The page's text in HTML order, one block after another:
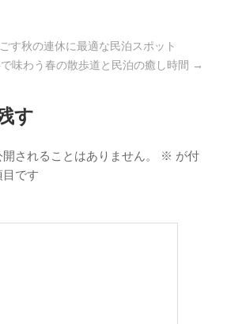
す秋の連休に最適な民泊スポット
味わう春の散歩道と民泊の癒し時間 →
す
されることはありません。 ※ が付
目です